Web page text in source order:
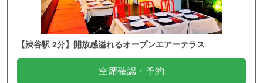
【渋谷駅 2分】開放感溢れるオープンエアーテラス
空席確認・予約